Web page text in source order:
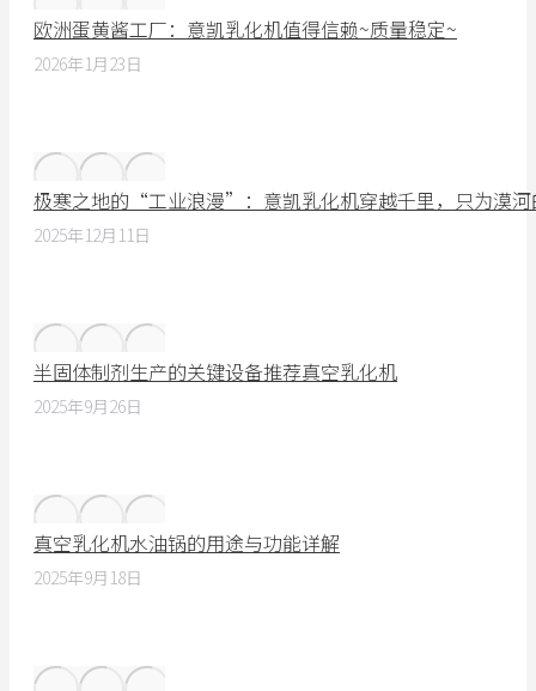
欧洲蛋黄酱工厂：意凯乳化机值得信赖~质量稳定~
2026年1月23日
极寒之地的“工业浪漫”：意凯乳化机穿越千里，只为漠河
2025年12月11日
半固体制剂生产的关键设备推荐真空乳化机
2025年9月26日
真空乳化机水油锅的用途与功能详解
2025年9月18日